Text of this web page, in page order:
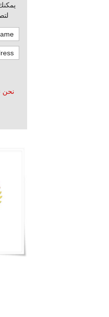
نحن